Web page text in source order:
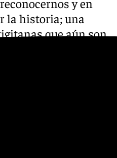
y en
la historia; una
que aún son
educar